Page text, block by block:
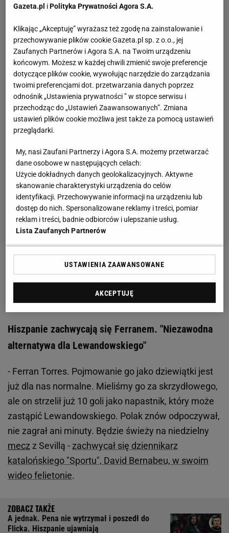
Zobacz wideoCo z reprezentacją po
Lewandowskim? Żelazny: Jest słabo. Polacy grają w
Hiszpanie zachwycają się Ferranem. "Niezawodna
alternatywa dla Lewandowskiego"
- Ferran Torres. Pojmowanie go jako dziewiątki jest
już dla nas normalne. Mieliśmy go za skrzydłowego,
ale on strzelił już 10 goli jako napastnik, który może
zastąpić Lewandowskiego. Polak znów odpoczywał,
nie zagrał ani minuty. Będzie świeży na niedzielny
mecz z Sevillą - zachwycał się dziennikarz
katalońskiego "Sportu", David Bernabeu, w swoim
wideo felietonie.
A jednak. Pena nie wytrzymał i poszedł do
Flicka. Hiszpanie ujawniają
Gazeta.pl iPolityka Prywatności Agora S.A.
Klikając „Akceptuję” wyrażasz też zgodę na zainstalowanie i
przechowywanie plików cookie Gazeta.pl sp. z o.o., jej
Zaufanych Partnerów i Agora S.A. na Twoim urządzeniu
końcowym. Możesz w każdej chwili zmienić swoje preferencje
dotyczące plików cookie, wywołując narzędzie do zarządzania
twoimi preferencjami dot. przetwarzania danych poprzez
odnośnik „Ustawienia prywatności ” w stopce serwisu i
przechodząc do „Ustawień Zaawansowanych”. Zmiana
ustawień plików cookie możliwa jest także za pomocą ustawień
przeglądarki.
My, nasi Zaufani Partnerzy i Agora S.A. możemy przetwarzać
dane osobowe w następujących celach:
Użycie dokładnych danych geolokalizacyjnych. Aktywne
skanowanie charakterystyki urządzenia do celów
identyfikacji. Przechowywanie informacji na urządzeniu lub
dostęp do nich. Spersonalizowane reklamy i treści, pomiar
reklam i treści, badnie odbiorców i ulepszanie usług.
Lista Zaufanych Partnerów
USTAWIENIA ZAAWANSOWANE
AKCEPTUJĘ